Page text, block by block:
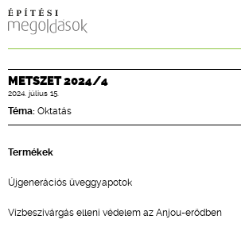
METSZET 2024/4
2024. július 15.
Téma: Oktatás
Termékek
Újgenerációs üveggyapotok
Vízbeszivárgás elleni védelem az Anjou-erődben